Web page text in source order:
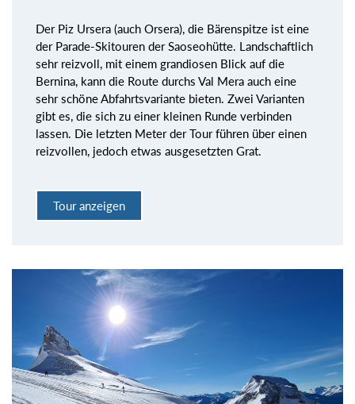
Der Piz Ursera (auch Orsera), die Bärenspitze ist eine
der Parade-Skitouren der Saoseohütte. Landschaftlich
sehr reizvoll, mit einem grandiosen Blick auf die
Bernina, kann die Route durchs Val Mera auch eine
sehr schöne Abfahrtsvariante bieten. Zwei Varianten
gibt es, die sich zu einer kleinen Runde verbinden
lassen. Die letzten Meter der Tour führen über einen
reizvollen, jedoch etwas ausgesetzten Grat.
Tour anzeigen